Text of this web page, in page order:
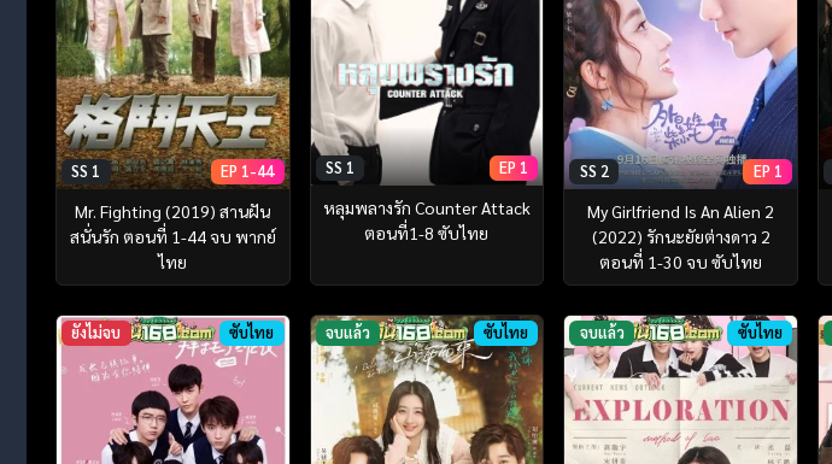
SS 1 EP 1-44
Mr. Fighting (2019) สานฝัน
สนั่นรัก ตอนที่ 1-44 จบ พากย์
ไทย
SS 1 EP 1
หลุมพลางรัก Counter Attack
ตอนที่1-8 ซับไทย
SS 2 EP 1
My Girlfriend Is An Alien 2
(2022) รักนะยัยต่างดาว 2
ตอนที่ 1-30 จบ ซับไทย
ยังไม่จบ ซับไทย จบแล้ว ซับไทย จบแล้ว ซับไทย